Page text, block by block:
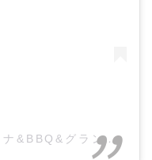
牛窓TΛRI-umi- / 日帰りサウナ&BBQ&グランピング(@ushimado_tari)がシェアした投稿